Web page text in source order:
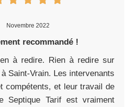
Novembre 2022
recommandé !
à redire. Rien à redire sur
Saint-Vrain. Les intervenants
compétents, et leur travail de
Septique Tarif est vraiment